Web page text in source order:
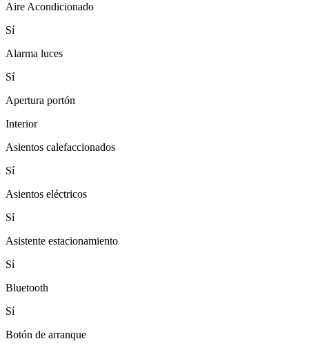
Aire Acondicionado
Sí
Alarma luces
Sí
Apertura portón
Interior
Asientos calefaccionados
Sí
Asientos eléctricos
Sí
Asistente estacionamiento
Sí
Bluetooth
Sí
Botón de arranque